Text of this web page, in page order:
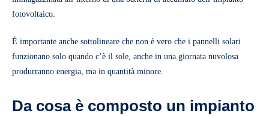
fotovoltaico.
È importante anche sottolineare che non è vero che i pannelli solari
funzionano solo quando c’è il sole, anche in una giornata nuvolosa
produrranno energia, ma in quantità minore.
Da cosa è composto un impianto